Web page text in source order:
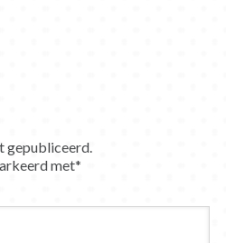
gepubliceerd.
met*